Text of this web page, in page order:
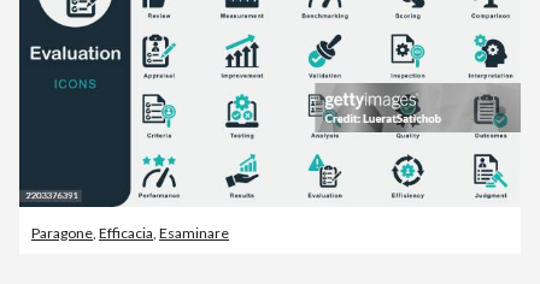
Paragone Efficacia Esaminare